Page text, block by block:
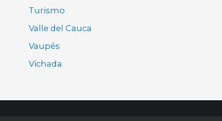
Turismo
Valle del Cauca
Vaupés
Vichada